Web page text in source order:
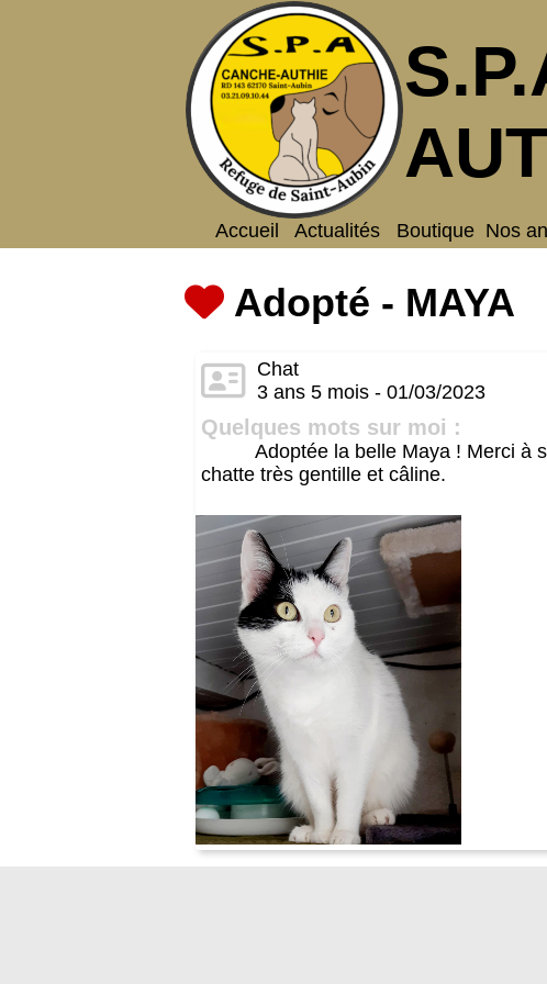
Accueil Actualités Boutique Nos
Adopté - MAYA
Chat
3 ans 5 mois - 01/03/2023
Quelques mots sur moi :
Adoptée la belle Maya ! Merci à
chatte très gentille et câline.